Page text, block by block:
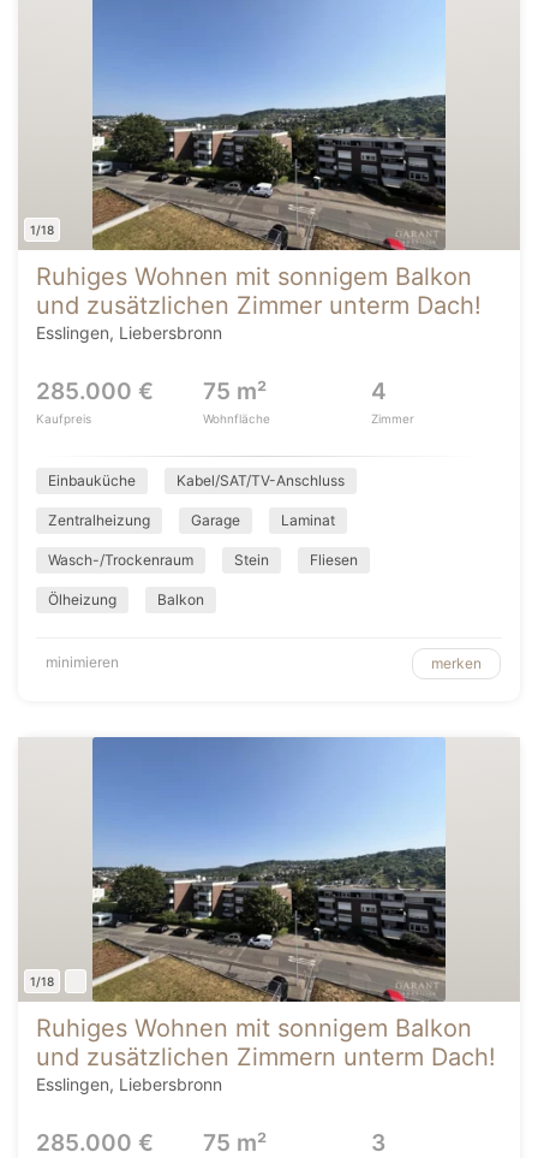
1/18
Ruhiges Wohnen mit sonnigem Balkon
und zusätzlichen Zimmer unterm Dach!
Esslingen, Liebersbronn
285.000 €
Kaufpreis
75 m²
Wohnfläche
4
Zimmer
Einbauküche Kabel/SAT/TV-Anschluss
Zentralheizung Garage Laminat
Wasch-/Trockenraum Stein Fliesen
Ölheizung Balkon
minimieren merken
1/18
Ruhiges Wohnen mit sonnigem Balkon
und zusätzlichen Zimmern unterm Dach!
Esslingen, Liebersbronn
285.000 € 75 m² 3